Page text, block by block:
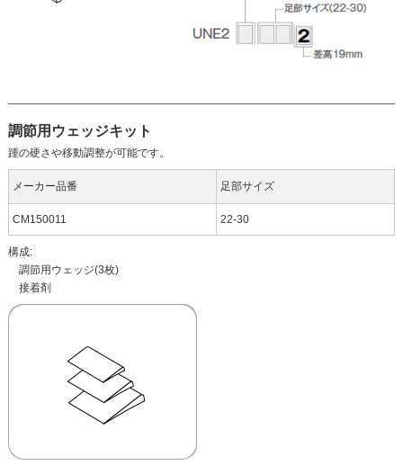
調節用ウェッジキット
踵の硬さや移動調整が可能です。
メーカー品番 足部サイズ
CM150011 22-30
構成:
調節用ウェッジ(3枚)
接着剤